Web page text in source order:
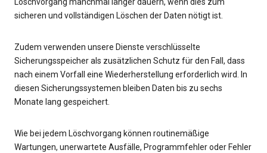
Löschvorgang manchmal länger dauern, wenn dies zum
sicheren und vollständigen Löschen der Daten nötigt ist.
Zudem verwenden unsere Dienste verschlüsselte
Sicherungsspeicher als zusätzlichen Schutz für den Fall, dass
nach einem Vorfall eine Wiederherstellung erforderlich wird. In
diesen Sicherungssystemen bleiben Daten bis zu sechs
Monate lang gespeichert.
Wie bei jedem Löschvorgang können routinemäßige
Wartungen, unerwartete Ausfälle, Programmfehler oder Fehler